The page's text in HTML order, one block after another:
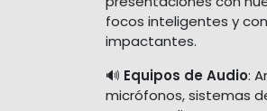
focos inteligentes y
impactantes.
🔊 Equipos de Audio:
micrófonos, sistemas